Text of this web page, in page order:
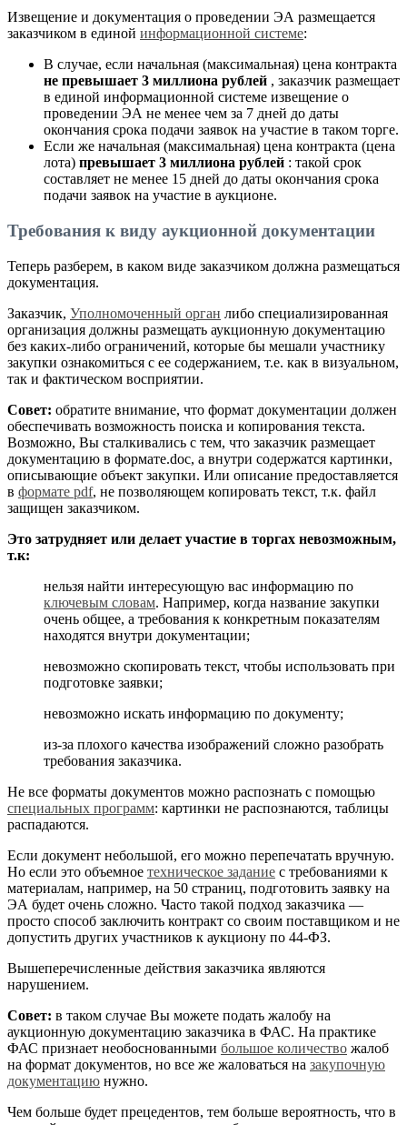
Извещение и документация о проведении ЭА размещается
заказчиком в единой информационной системе:
В случае, если начальная (максимальная) цена контракта
не превышает 3 миллиона рублей , заказчик размещает
в единой информационной системе извещение о
проведении ЭА не менее чем за 7 дней до даты
окончания срока подачи заявок на участие в таком торге.
Если же начальная (максимальная) цена контракта (цена
лота) превышает 3 миллиона рублей : такой срок
составляет не менее 15 дней до даты окончания срока
подачи заявок на участие в аукционе.
Требования к виду аукционной документации
Теперь разберем, в каком виде заказчиком должна размещаться
документация.
Заказчик, Уполномоченный орган либо специализированная
организация должны размещать аукционную документацию
без каких-либо ограничений, которые бы мешали участнику
закупки ознакомиться с ее содержанием, т.е. как в визуальном,
так и фактическом восприятии.
Совет: обратите внимание, что формат документации должен
обеспечивать возможность поиска и копирования текста.
Возможно, Вы сталкивались с тем, что заказчик размещает
документацию в формате.doc, а внутри содержатся картинки,
описывающие объект закупки. Или описание предоставляется
в формате pdf, не позволяющем копировать текст, т.к. файл
защищен заказчиком.
Это затрудняет или делает участие в торгах невозможным,
т.к:
нельзя найти интересующую вас информацию по
ключевым словам. Например, когда название закупки
очень общее, а требования к конкретным показателям
находятся внутри документации;
невозможно скопировать текст, чтобы использовать при
подготовке заявки;
невозможно искать информацию по документу;
из-за плохого качества изображений сложно разобрать
требования заказчика.
Не все форматы документов можно распознать с помощью
специальных программ: картинки не распознаются, таблицы
распадаются.
Если документ небольшой, его можно перепечатать вручную.
Но если это объемное техническое задание с требованиями к
материалам, например, на 50 страниц, подготовить заявку на
ЭА будет очень сложно. Часто такой подход заказчика —
просто способ заключить контракт со своим поставщиком и не
допустить других участников к аукциону по 44-ФЗ.
Вышеперечисленные действия заказчика являются
нарушением.
Совет: в таком случае Вы можете подать жалобу на
аукционную документацию заказчика в ФАС. На практике
ФАС признает необоснованными большое количество жалоб
на формат документов, но все же жаловаться на закупочную
документацию нужно.
Чем больше будет прецедентов, тем больше вероятность, что в